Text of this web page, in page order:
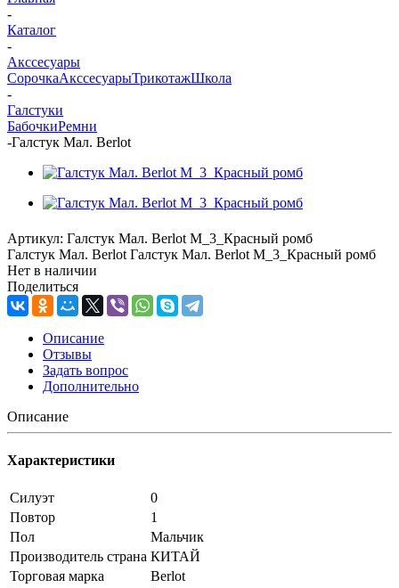
-
Каталог
-
Акссесуары
СорочкаАкссесуарыТрикотажШкола
-
Галстуки
БабочкиРемни
-Галстук Мал. Berlot
Артикул: Галстук Мал. Berlot M_3_Красный ромб
Галстук Мал. Berlot Галстук Мал. Berlot M_3_Красный ромб
Нет в наличии
Поделиться
Описание
Отзывы
Задать вопрос
Дополнительно
Описание
Характеристики
Силуэт
0
Повтор
1
Пол
Мальчик
Производитель страна КИТАЙ
Торговая марка
Berlot